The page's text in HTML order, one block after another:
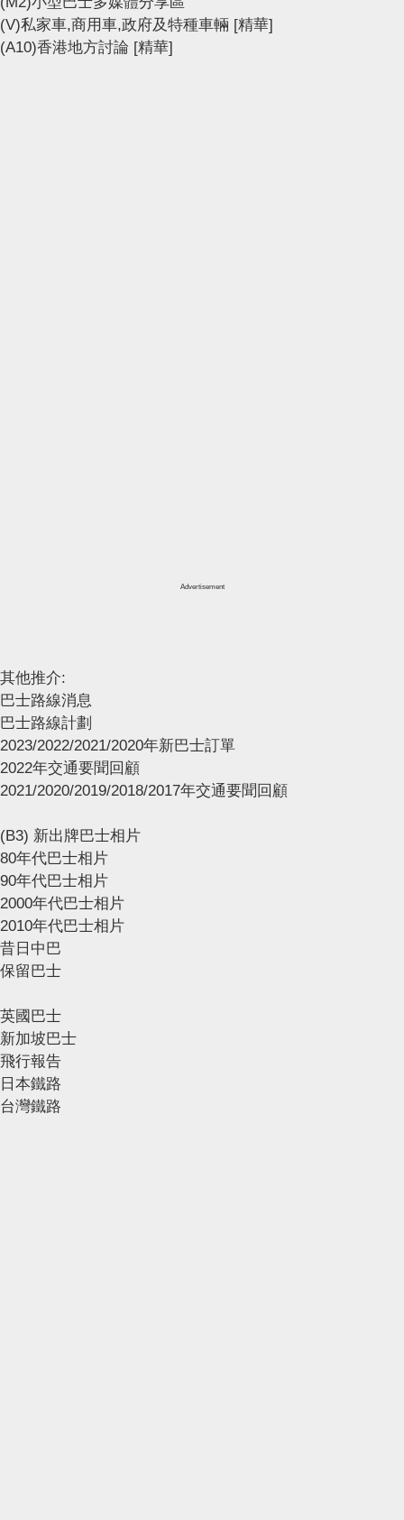
(V)私家車,商用車,政府及特種車輛 [精華]
(A10)香港地方討論 [精華]
Advertisement
其他推介:
巴士路線消息
巴士路線計劃
2023/2022/2021/2020年新巴士訂單
2022年交通要聞回顧
2021/2020/2019/2018/2017年交通要聞回顧
(B3) 新出牌巴士相片
80年代巴士相片
90年代巴士相片
2000年代巴士相片
2010年代巴士相片
昔日中巴
保留巴士
英國巴士
新加坡巴士
飛行報告
日本鐵路
台灣鐵路